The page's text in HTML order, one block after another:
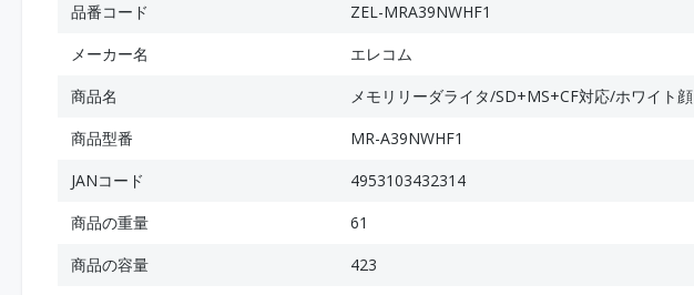
品番コード
ZEL-MRA39NWHF1
メーカー名
エレコム
商品名
メモリリーダライタ/SD+MS+CF対応/ホワイト顔
商品型番
MR-A39NWHF1
JANコード
4953103432314
商品の重量
61
商品の容量
423